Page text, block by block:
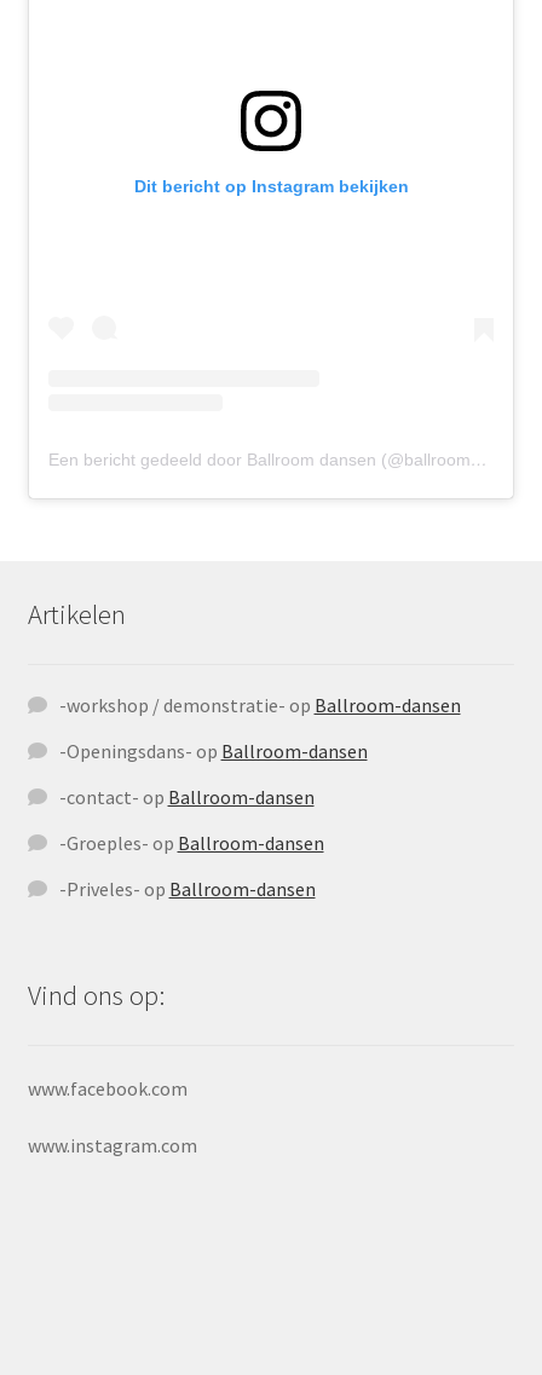
Dit bericht op Instagram bekijken
Een bericht gedeeld door Ballroom dansen (@ballroomdansen)
Artikelen
-workshop / demonstratie- op Ballroom-dansen
-Openingsdans- op Ballroom-dansen
-contact- op Ballroom-dansen
-Groeples- op Ballroom-dansen
-Priveles- op Ballroom-dansen
Vind ons op:
www.facebook.com
www.instagram.com